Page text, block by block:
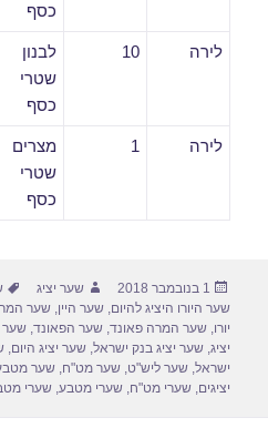
כסף
לירה 10
לבנון
שטרי
כסף
לירה 1
מצרים
שטרי
כסף
פורסם
בתאריך
1 בנובמבר 2018 מחבר
שער יציג
שער היורו היציג להיום,שער היין,שער
יורו,שער המרה פאונד,שער הפאונד,שער
יציג,שער יציג בנק ישראל,שער יציג היום,
ישראל,שער ליש"ט,שער מט"ח,שער
יציגים,שערי מט"ח,שערי מטבע,שערי